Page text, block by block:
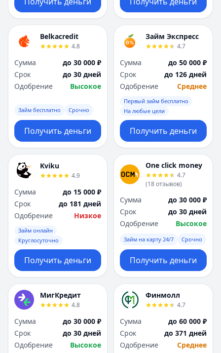
Belkacredit
4.8
Сумма
до 30 000 ₽
Срок
до 30 дней
Одобрение
Высокое
Займ бесплатно Срочно
Получить деньги
Займ Экспресс
4.7
Сумма
до 50 000 ₽
Срок
до 126 дней
Одобрение
Среднее
Первый займ бесплатно
На любые цели
Получить деньги
Kviku
4.9
Сумма
до 15 000 ₽
Срок
до 181 дней
Одобрение
Низкое
Займ онлайн
Круглосуточно
Получить деньги
One click money
4.7
(18отзывов)
Сумма
до 30 000 ₽
Срок
до 30 дней
Одобрение
Высокое
Займ на карту 24/7 Срочно
Получить деньги
МигКредит
4.8
Сумма
до 30 000 ₽
Срок
до 30 дней
Одобрение
Высокое
Финмолл
4.7
Сумма
до 60 000 ₽
Срок
до 371 дней
Одобрение
Среднее